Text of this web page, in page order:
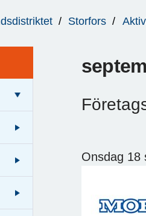
Storfors
Onsdag 18